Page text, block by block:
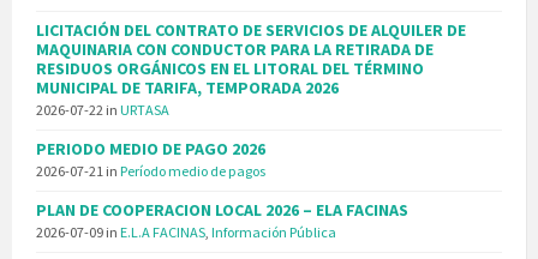
LICITACIÓN DEL CONTRATO DE SERVICIOS DE ALQUILER DE
MAQUINARIA CON CONDUCTOR PARA LA RETIRADA DE
RESIDUOS ORGÁNICOS EN EL LITORAL DEL TÉRMINO
MUNICIPAL DE TARIFA, TEMPORADA 2026
2026-07-22 in URTASA
PERIODO MEDIO DE PAGO 2026
2026-07-21 in Período medio de pagos
PLAN DE COOPERACION LOCAL 2026 – ELA FACINAS
2026-07-09 in E.L.A FACINAS, Información Pública